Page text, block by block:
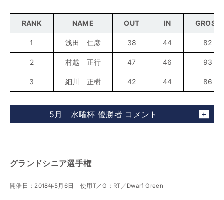
RANK NAME OUT IN GROSS
1 浅田 仁彦 38 44 82
2 村越 正行 47 46 93
3 細川 正樹 42 44 86
5月 水曜杯 優勝者 コメント
グランドシニア選手権
開催日：2018年5月6日 使用T／G：RT／Dwarf Green